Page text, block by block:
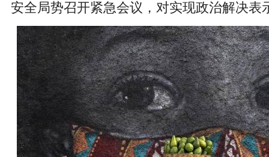
安全局势召开紧急会议，对实现政治解决表